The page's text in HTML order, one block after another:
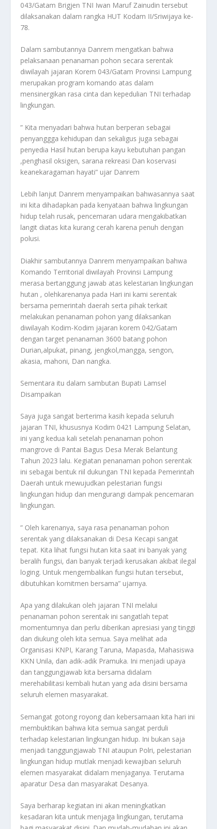
043/Gatam Brigjen TNI Iwan Maruf Zainudin tersebut
dilaksanakan dalam rangka HUT Kodam II/Sriwijaya ke-
78.
Dalam sambutannya Danrem mengatkan bahwa
pelaksanaan penanaman pohon secara serentak
diwilayah jajaran Korem 043/Gatam Provinsi Lampung
merupakan program komando atas dalam
mensinergikan rasa cinta dan kepedulian TNI terhadap
lingkungan.
” Kita menyadari bahwa hutan berperan sebagai
penyanggga kehidupan dan sekaligus juga sebagai
penyedia Hasil hutan berupa kayu kebutuhan pangan
,penghasil oksigen, sarana rekreasi Dan koservasi
keanekaragaman hayati” ujar Danrem
Lebih lanjut Danrem menyampaikan bahwasannya saat
ini kita dihadapkan pada kenyataan bahwa lingkungan
hidup telah rusak, pencemaran udara mengakibatkan
langit diatas kita kurang cerah karena penuh dengan
polusi.
Diakhir sambutannya Danrem menyampaikan bahwa
Komando Territorial diwilayah Provinsi Lampung
merasa bertanggung jawab atas kelestarian lingkungan
hutan , olehkarenanya pada Hari ini kami serentak
bersama pemerintah daerah serta pihak terkait
melakukan penanaman pohon yang dilaksankan
diwilayah Kodim-Kodim jajaran korem 042/Gatam
dengan target penanaman 3600 batang pohon
Durian,alpukat, pinang, jengkol,mangga, sengon,
akasia, mahoni, Dan nangka.
Sementara itu dalam sambutan Bupati Lamsel
Disampaikan
Saya juga sangat berterima kasih kepada seluruh
jajaran TNI, khususnya Kodim 0421 Lampung Selatan,
ini yang kedua kali setelah penanaman pohon
mangrove di Pantai Bagus Desa Merak Belantung
Tahun 2023 lalu. Kegiatan penanaman pohon serentak
ini sebagai bentuk riil dukungan TNI kepada Pemerintah
Daerah untuk mewujudkan pelestarian fungsi
lingkungan hidup dan mengurangi dampak pencemaran
lingkungan.
” Oleh karenanya, saya rasa penanaman pohon
serentak yang dilaksanakan di Desa Kecapi sangat
tepat. Kita lihat fungsi hutan kita saat ini banyak yang
beralih fungsi, dan banyak terjadi kerusakan akibat ilegal
loging. Untuk mengembalikan fungsi hutan tersebut,
dibutuhkan komitmen bersama” ujarnya.
Apa yang dilakukan oleh jajaran TNI melalui
penanaman pohon serentak ini sangatlah tepat
momentumnya dan perlu diberikan apresiasi yang tinggi
dan diukung oleh kita semua. Saya melihat ada
Organisasi KNPI, Karang Taruna, Mapasda, Mahasiswa
KKN Unila, dan adik-adik Pramuka. Ini menjadi upaya
dan tanggungjawab kita bersama didalam
merehabilitasi kembali hutan yang ada disini bersama
seluruh elemen masyarakat.
Semangat gotong royong dan kebersamaan kita hari ini
membuktikan bahwa kita semua sangat perduli
terhadap kelestarian lingkungan hidup. Ini bukan saja
menjadi tanggungjawab TNI ataupun Polri, pelestarian
lingkungan hidup mutlak menjadi kewajiban seluruh
elemen masyarakat didalam menjaganya. Terutama
aparatur Desa dan masyarakat Desanya.
Saya berharap kegiatan ini akan meningkatkan
kesadaran kita untuk menjaga lingkungan, terutama